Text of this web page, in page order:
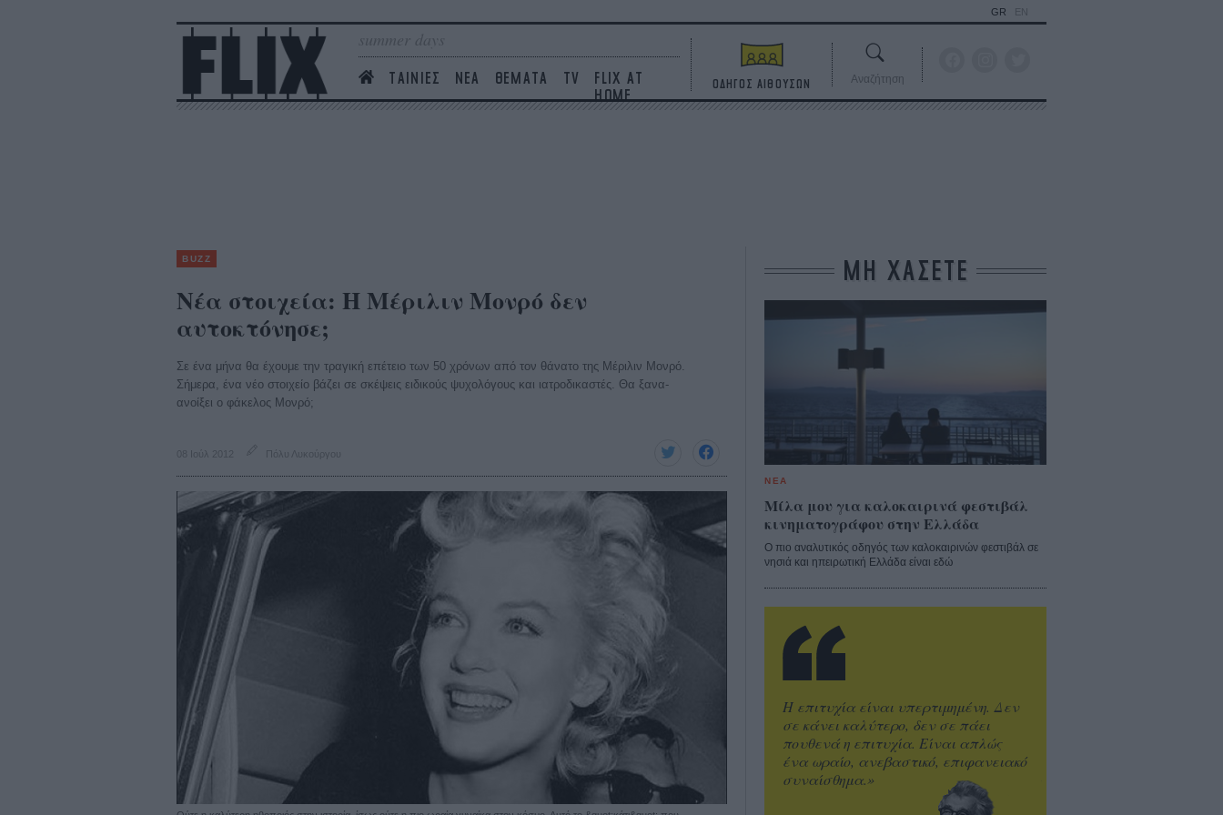
summer days
ΤΑΙΝΙΕΣ ΝΕΑ ΘΕΜΑΤΑ TV
FLIX AT
HOME
GR EN
ΟΔΗΓΟΣ ΑΙΘΟΥΣΩΝ Αναζήτηση
BUZZ
Νέα στοιχεία: Η Μέριλιν Μονρό δεν
αυτοκτόνησε;
Σε ένα μήνα θα έχουμε την τραγική επέτειο των 50 χρόνων από τον θάνατο της Μέριλιν Μονρό.
Σήμερα, ένα νέο στοιχείο βάζει σε σκέψεις ειδικούς ψυχολόγους και ιατροδικαστές. Θα ξανα-
ανοίξει ο φάκελος Μονρό;
08 Ιούλ 2012 Πόλυ Λυκούργου
ΜΗ ΧΑΣΕΤΕ
ΝΕΑ
Μίλα μου για καλοκαιρινά φεστιβάλ
κινηματογράφου στην Ελλάδα
Ο πιο αναλυτικός οδηγός των καλοκαιρινών φεστιβάλ σε
νησιά και ηπειρωτική Ελλάδα είναι εδώ
Η επιτυχία είναι υπερτιμημένη. Δεν
σε κάνει καλύτερο, δεν σε πάει
πουθενά η επιτυχία. Είναι απλώς
ένα ωραίο, ανεβαστικό, επιφανειακό
συναίσθημα.»